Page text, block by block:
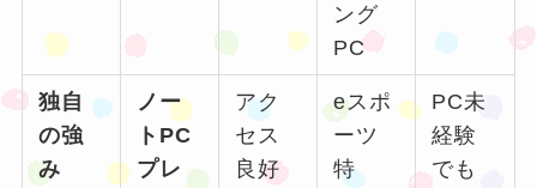
ング
PC
独自
の強
み
ノー
トPC
プレ
アク
セス
良好
eスポ
ーツ
特
PC未
経験
でも